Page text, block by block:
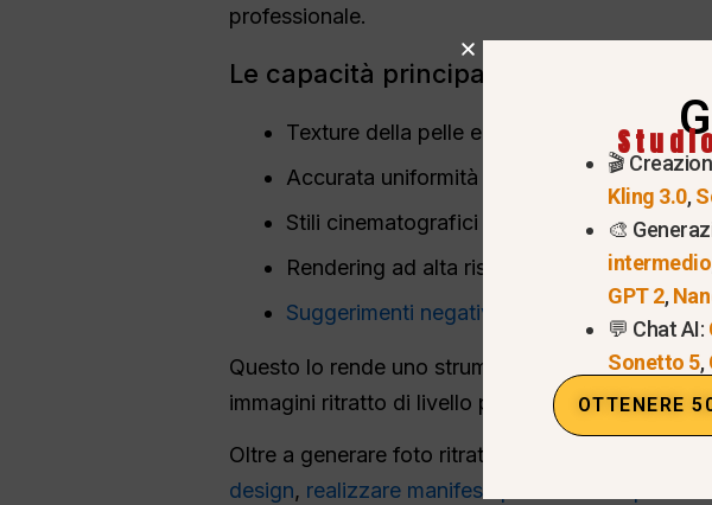
professionale.
Le capacità principali includono:
Texture della pelle e illuminazione
Accurata uniformità del volto rispetto alle
Stili cinematografici e ritratti in studio
Rendering ad alta risoluzione per uso
Suggerimenti negativi avanzati per
Questo lo rende uno strumento potente per
immagini ritratto di livello professionale.
Oltre a generare foto ritratto, Nano Banana Pro
design, realizzare manifesti promozionali per
🎬
Kling 3.0,
🎨
intermedio
GPT 2,
💬 Chat AI:
Sonetto 5,
OTTENERE